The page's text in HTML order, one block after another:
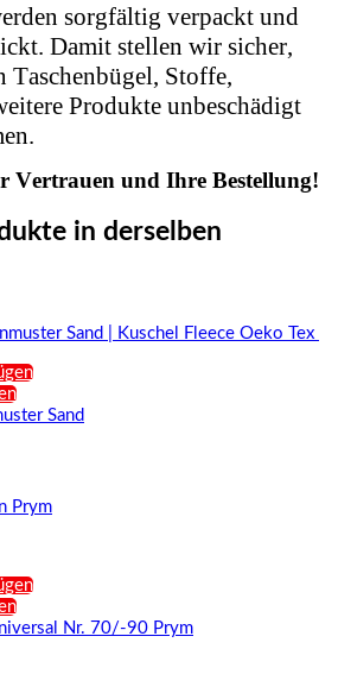
sorgfältig verpackt und
Damit stellen wir sicher,
Taschenbügel, Stoffe,
Produkte unbeschädigt
Vertrauen und Ihre Bestellung!
in derselben
Sand
Nr. 70/-90 Prym